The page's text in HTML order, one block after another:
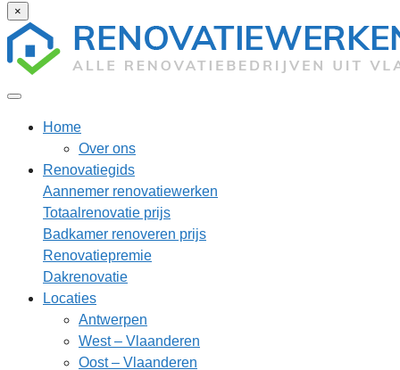
×
Home
Over ons
Renovatiegids
Aannemer renovatiewerken
Totaalrenovatie prijs
Badkamer renoveren prijs
Renovatiepremie
Dakrenovatie
Locaties
Antwerpen
West – Vlaanderen
Oost – Vlaanderen